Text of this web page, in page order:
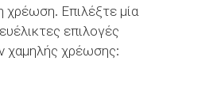
χρέωση. Επιλέξτε μία
επιλογές
χαμηλής χρέωσης: